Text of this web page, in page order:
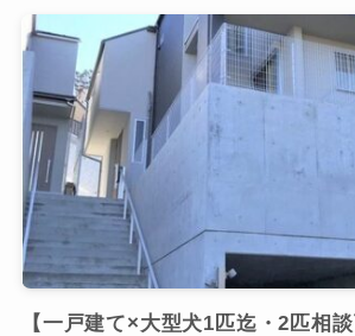
【一戸建て×大型犬1匹迄・2匹相